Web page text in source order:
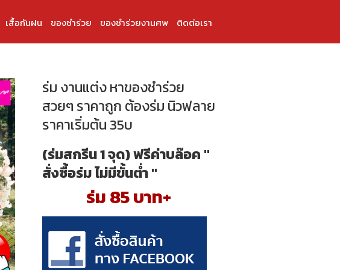
เสื้อกันฝน ของชำร่วย ของชำร่วยงานศพ ติดต่อเรา
ร่ม งานแต่ง หาของชำร่วย
สวยๆ ราคาถูก ต้องร่ม นิวฟลาย
ราคาเริ่มต้น 35บ
(ร่มสกรีน 1 จุด) ฟรีค่าบล๊อค "
สั่งซื้อร่ม ไม่มีขั้นต่ำ "
ร่ม 85 บาท+